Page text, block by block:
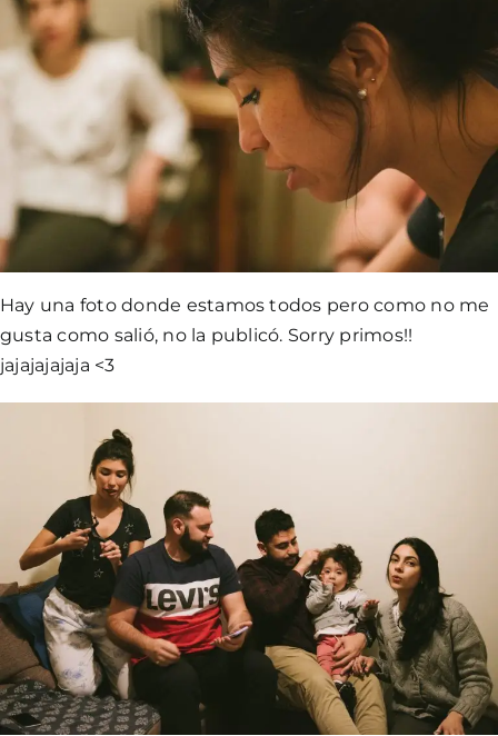
Hay una foto donde estamos todos pero como no me
gusta como salió, no la publicó. Sorry primos!!
jajajajajaja <3